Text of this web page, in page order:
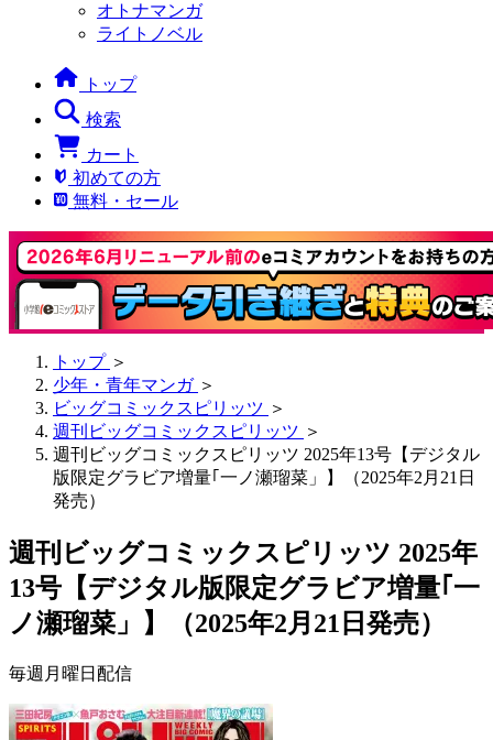
オトナマンガ
ライトノベル
トップ
検索
カート
初めての方
無料・セール
トップ ＞
少年・青年マンガ ＞
ビッグコミックスピリッツ ＞
週刊ビッグコミックスピリッツ ＞
週刊ビッグコミックスピリッツ 2025年13号【デジタル
版限定グラビア増量｢一ノ瀬瑠菜」】（2025年2月21日
発売）
週刊ビッグコミックスピリッツ 2025年
13号【デジタル版限定グラビア増量｢一
ノ瀬瑠菜」】（2025年2月21日発売）
毎週月曜日配信